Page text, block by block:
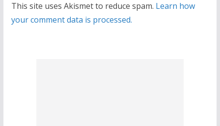
This site uses Akismet to reduce spam. Learn how
your comment data is processed.